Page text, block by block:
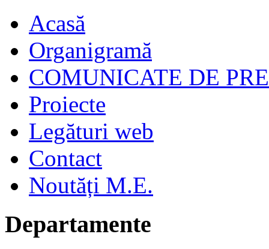
Acasă
Organigramă
COMUNICATE DE
Proiecte
Legături web
Contact
Noutăți M.E.
Departamente